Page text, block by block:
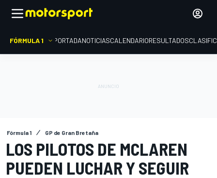
FÓRMULA 1 PORTADANOTICIASCALENDARIORESULTADOS
Fórmula 1 GP de Gran Bretaña
LOS PILOTOS DE MCLAREN
PUEDEN LUCHAR Y SEGUIR